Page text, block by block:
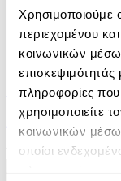
Χρησιμοποιούμε
περιεχομένου
κοινωνικών
πληροφορίες
χρησιμοποιείτε
κοινωνικών
οποίοι
eBook
Euro -
Αντώνης
14.99€